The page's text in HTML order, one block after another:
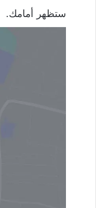
ستظهر أمامك.